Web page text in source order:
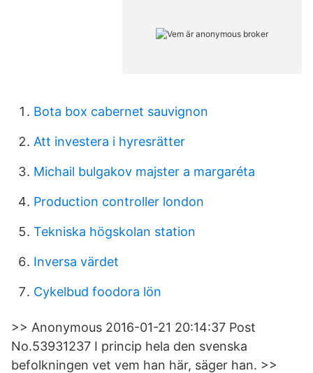
Bota box cabernet sauvignon
Att investera i hyresrätter
Michail bulgakov majster a margaréta
Production controller london
Tekniska högskolan station
Inversa värdet
Cykelbud foodora lön
>> Anonymous 2016-01-21 20:14:37 Post
No.53931237 I princip hela den svenska
befolkningen vet vem han här, säger han. >>